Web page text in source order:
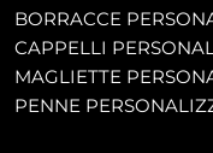
BORRACCE
CAPPELLI
MAGLIETTE
PENNE